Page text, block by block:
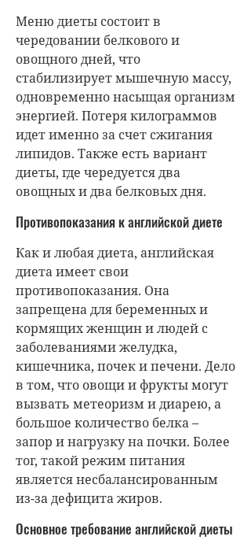
Меню диеты состоит в
чередовании белкового и
овощного дней, что
стабилизирует мышечную массу,
одновременно насыщая организм
энергией. Потеря килограммов
идет именно за счет сжигания
липидов. Также есть вариант
диеты, где чередуется два
овощных и два белковых дня.
Противопоказания к английской диете
Как и любая диета, английская
диета имеет свои
противопоказания. Она
запрещена для беременных и
кормящих женщин и людей с
заболеваниями желудка,
кишечника, почек и печени. Дело
в том, что овощи и фрукты могут
вызвать метеоризм и диарею, а
большое количество белка –
запор и нагрузку на почки. Более
тог, такой режим питания
является несбалансированным
из-за дефицита жиров.
Основное требование английской диеты